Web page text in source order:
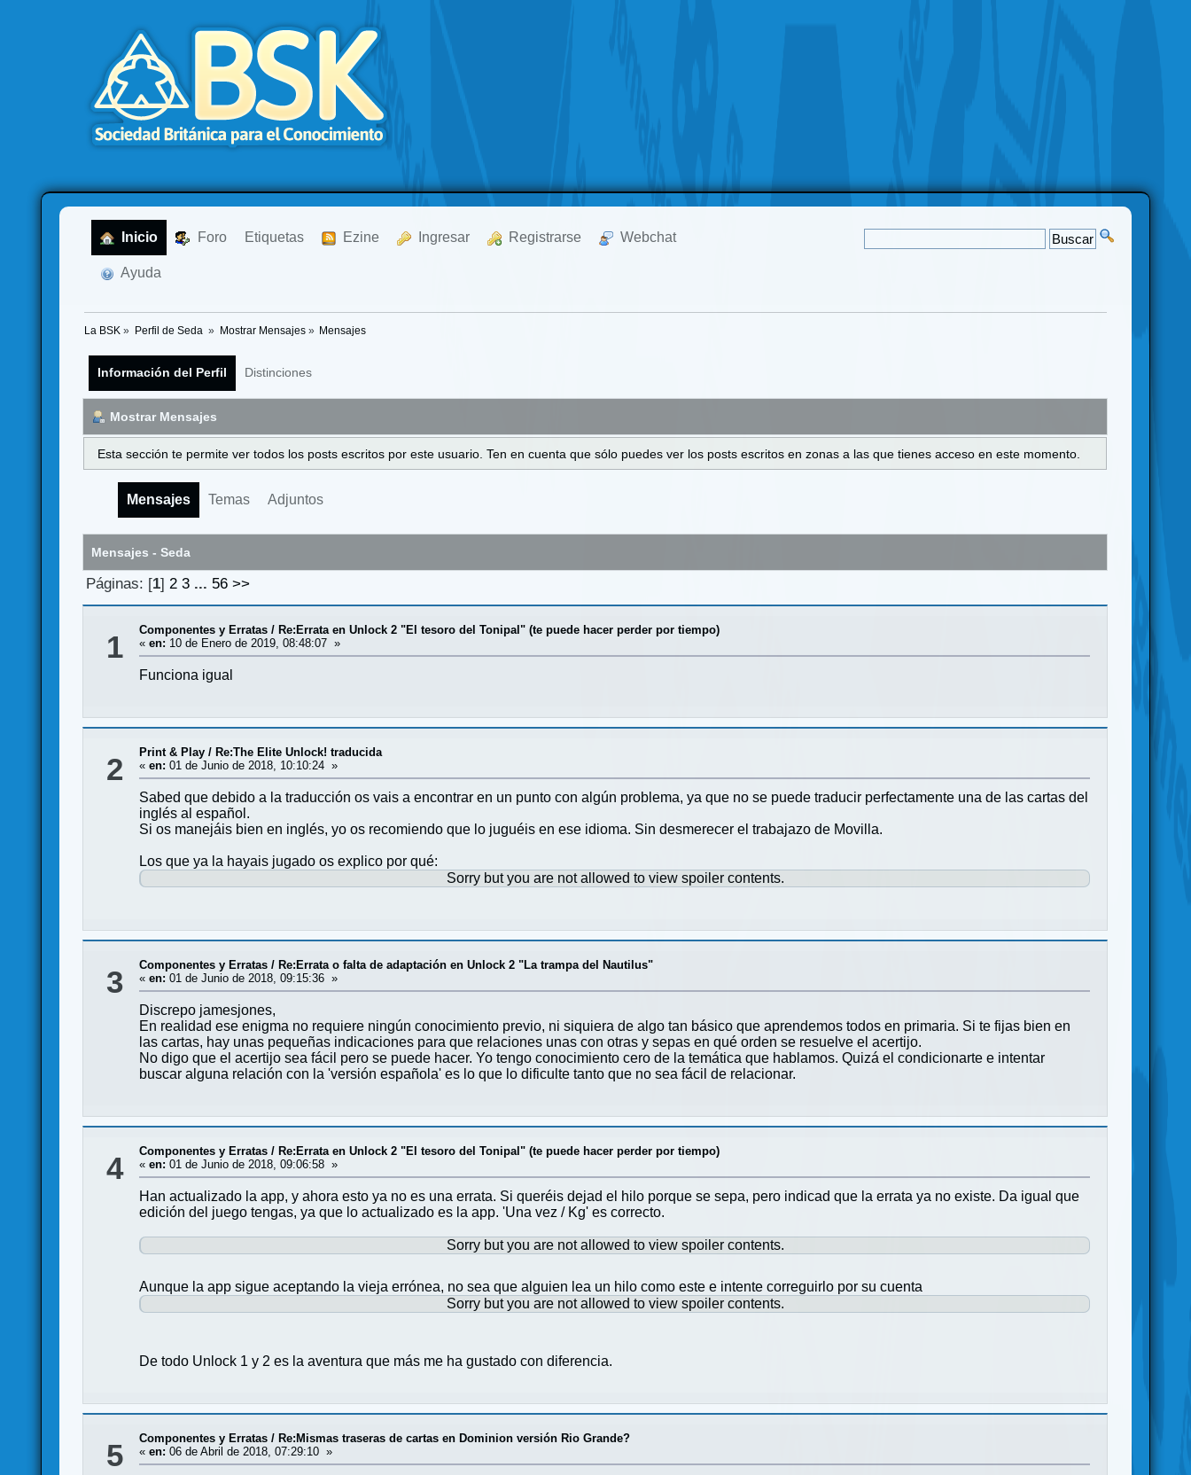
Inicio Foro Etiquetas Ezine Ingresar Registrarse Webchat
Ayuda
La BSK » Perfil de Seda » Mostrar Mensajes» Mensajes
Información del Perfil Distinciones
Mostrar Mensajes
Esta sección te permite ver todos los posts escritos por este usuario. Ten en cuenta que sólo puedes ver los posts escritos en zonas a las que tienes acceso en este momento.
Mensajes Temas Adjuntos
Mensajes - Seda
Páginas: [1] 2 3 ... 56 >>
1 Componentes y Erratas / Re:Errata en Unlock 2 "El tesoro del Tonipal" (te puede hacer perder por tiempo)
«en: 10 de Enero de 2019, 08:48:07 »
Funciona igual
2 Print & Play / Re:The Elite Unlock! traducida
«en: 01 de Junio de 2018, 10:10:24 »
Sabed que debido a la traducción os vais a encontrar en un punto con algún problema, ya que no se puede traducir perfectamente una de las cartas del
inglés al español.
Si os manejáis bien en inglés, yo os recomiendo que lo juguéis en ese idioma. Sin desmerecer el trabajazo de Movilla.
Los que ya la hayais jugado os explico por qué:
Sorry but you are not allowed to view spoiler contents.
3 Componentes y Erratas / Re:Errata o falta de adaptación en Unlock 2 "La trampa del Nautilus"
«en: 01 de Junio de 2018, 09:15:36 »
Discrepo jamesjones,
En realidad ese enigma no requiere ningún conocimiento previo, ni siquiera de algo tan básico que aprendemos todos en primaria. Si te fijas bien en
las cartas, hay unas pequeñas indicaciones para que relaciones unas con otras y sepas en qué orden se resuelve el acertijo.
No digo que el acertijo sea fácil pero se puede hacer. Yo tengo conocimiento cero de la temática que hablamos. Quizá el condicionarte e intentar
buscar alguna relación con la 'versión española' es lo que lo dificulte tanto que no sea fácil de relacionar.
4 Componentes y Erratas / Re:Errata en Unlock 2 "El tesoro del Tonipal" (te puede hacer perder por tiempo)
«en: 01 de Junio de 2018, 09:06:58 »
Han actualizado la app, y ahora esto ya no es una errata. Si queréis dejad el hilo porque se sepa, pero indicad que la errata ya no existe. Da igual que
edición del juego tengas, ya que lo actualizado es la app. 'Una vez / Kg' es correcto.
Sorry but you are not allowed to view spoiler contents.
Aunque la app sigue aceptando la vieja errónea, no sea que alguien lea un hilo como este e intente correguirlo por su cuenta
Sorry but you are not allowed to view spoiler contents.
De todo Unlock 1 y 2 es la aventura que más me ha gustado con diferencia.
5 Componentes y Erratas / Re:Mismas traseras de cartas en Dominion versión Rio Grande?
«en: 06 de Abril de 2018, 07:29:10 »